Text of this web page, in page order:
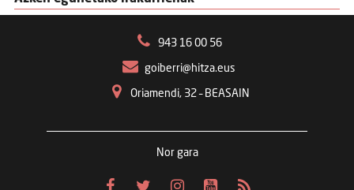
943 16 00 56
goiberri@hitza.eus
Oriamendi, 32 – BEASAIN
Nor gara